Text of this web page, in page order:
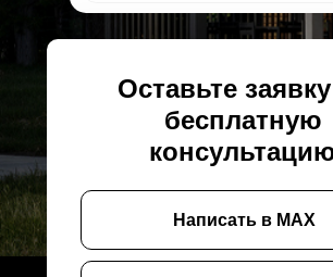
Оставьте
бесплатную
Написать в MAX